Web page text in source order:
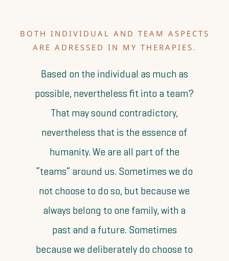
BOTH INDIVIDUAL AND TEAM ASPECTS
ARE ADRESSED IN MY THERAPIES.
Based on the individual as much as
possible, nevertheless fit into a team?
That may sound contradictory,
nevertheless that is the essence of
humanity. We are all part of the
“teams” around us. Sometimes we do
not choose to do so, but because we
always belong to one family, with a
past and a future. Sometimes
because we deliberately do choose to